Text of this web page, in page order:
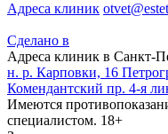
Адреса клиник
Сделано в
Адреса клиник в Санкт-
н. р. Карповки, 16
Комендантский пр. 4-я
Имеются
специалистом. 18+